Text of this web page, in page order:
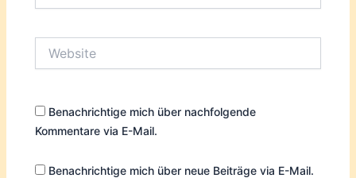
Benachrichtige mich über nachfolgende
Kommentare via E-Mail.
Benachrichtige mich über neue Beiträge via E-Mail.